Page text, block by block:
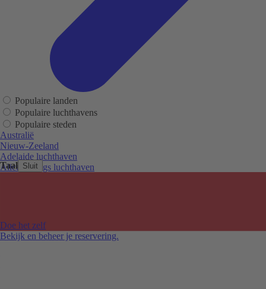
Taal Sluit
Doe het zelf
Bekijk en beheer je reservering.
Populaire landen
Populaire luchthavens
Populaire steden
Australië
Nieuw-Zeeland
Adelaide luchthaven
Alice Springs luchthaven
Melbourne Tullamarine luchthaven
Perth luchthaven
Sydney luchthaven